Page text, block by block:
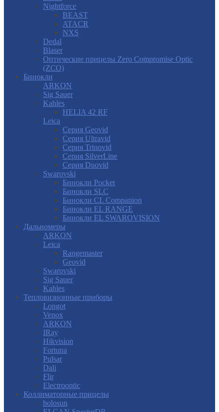
Nightforce
BEAST
ATACR
NXS
Dedal
Blaser
Оптические прицелы Zero Compromise Optic
(ZCO)
Бинокли
ARKON
Sig Sauer
Kahles
HELIA 42 RF
Leica
Серия Geovid
Серия Ultravid
Серия Trinovid
Серия SilverLine
Серия Duovid
Swarovski
Бинокли Pocket
Бинокли SLC
Бинокли CL Companion
Бинокли EL RANGE
Бинокли EL SWAROVISION
Дальномеры
ARKON
Leica
Rangemaster
Geovid
Swarovski
Sig Sauer
Kahles
Тепловизионные приборы
Longot
Venox
ARKON
IRay
Hikvision
Fortuna
Pulsar
Dali
Flir
Electrooptic
Коллиматорные прицелы
holosun